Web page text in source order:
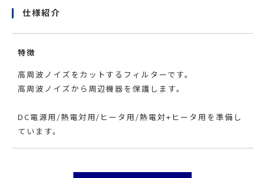
仕様紹介
特徴
高周波ノイズをカットするフィルターです。
高周波ノイズから周辺機器を保護します。
DC電源用/熱電対用/ヒータ用/熱電対+ヒータ用を準備し
ています。